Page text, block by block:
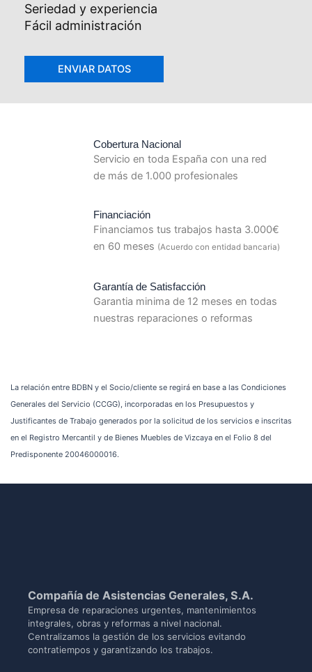
Seriedad y experiencia
Fácil administración
Cobertura Nacional
Servicio en toda España con una red
de más de 1.000 profesionales
Financiación
Financiamos tus trabajos hasta 3.000€
en 60 meses (Acuerdo con entidad bancaria)
Garantía de Satisfacción
Garantia minima de 12 meses en todas
nuestras reparaciones o reformas
La relación entre BDBN y el Socio/cliente se regirá en base a las Condiciones
Generales del Servicio (CCGG), incorporadas en los Presupuestos y
Justificantes de Trabajo generados por la solicitud de los servicios e inscritas
en el Registro Mercantil y de Bienes Muebles de Vizcaya en el Folio 8 del
Predisponente 20046000016.
Compañía de Asistencias Generales, S.A.
Empresa de reparaciones urgentes, mantenimientos
integrales, obras y reformas a nivel nacional.
Centralizamos la gestión de los servicios evitando
contratiempos y garantizando los trabajos.